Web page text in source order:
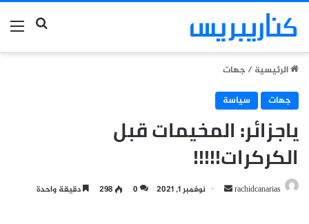
بحث
الرئيسية/جهات
جهات
سياسة
ياجزائر: المخيمات قبل
الكركرات!!!!!
rachidcanarias
أرسل نوفمبر 1, 2021 0
298 دقيقة واحدة